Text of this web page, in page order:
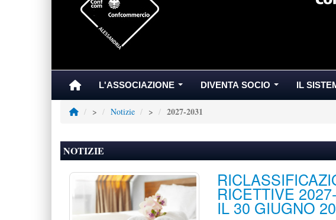
L'ASSOCIAZIONE DIVENTA SOCIO IL
> Notizie > 2027-2031
NOTIZIE
RICETTIVE
IL 30 GIUGNO